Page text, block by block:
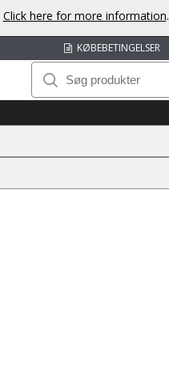
KØBEBETINGELSER
Click here for more information.